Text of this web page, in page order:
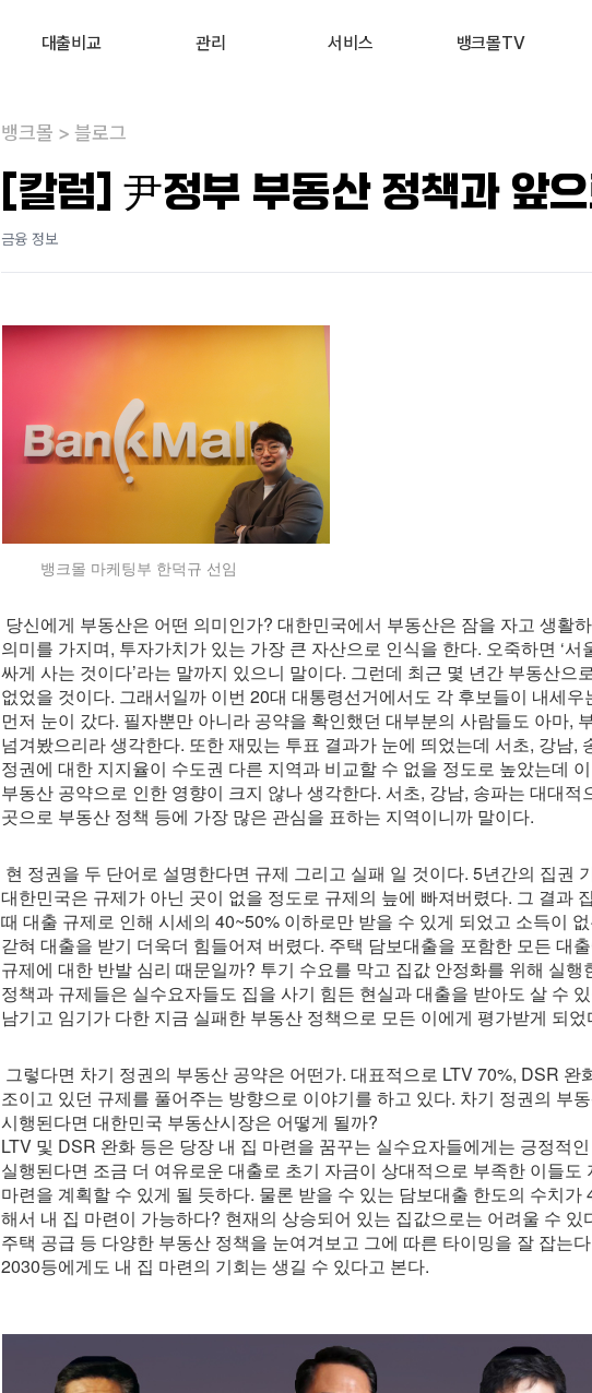
대출비교 관리 서비스 뱅크몰TV
대출상담사 찾기
사업자대출
신용대출
비주거부동산대출
내 대출 관리 투자 상품비교 뉴스
뱅크몰 > 블로그
[칼럼] 尹정부 부동산 정책과 앞
금융 정보
뱅크몰 마케팅부 한덕규 선임
당신에게 부동산은 어떤 의미인가? 대한민국에서 부동산은 잠을 자고 생활
의미를 가지며, 투자가치가 있는 가장 큰 자산으로 인식을 한다. 오죽하면 ‘
싸게 사는 것이다’라는 말까지 있으니 말이다. 그런데 최근 몇 년간 부동산으
없었을 것이다. 그래서일까 이번 20대 대통령선거에서도 각 후보들이 내세
먼저 눈이 갔다. 필자뿐만 아니라 공약을 확인했던 대부분의 사람들도 아마,
넘겨봤으리라 생각한다. 또한 재밌는 투표 결과가 눈에 띄었는데 서초, 강남,
정권에 대한 지지율이 수도권 다른 지역과 비교할 수 없을 정도로 높았는데
부동산 공약으로 인한 영향이 크지 않나 생각한다. 서초, 강남, 송파는 대대적
곳으로 부동산 정책 등에 가장 많은 관심을 표하는 지역이니까 말이다.
현 정권을 두 단어로 설명한다면 규제 그리고 실패 일 것이다. 5년간의 집권
대한민국은 규제가 아닌 곳이 없을 정도로 규제의 늪에 빠져버렸다. 그 결과
때 대출 규제로 인해 시세의 40~50% 이하로만 받을 수 있게 되었고 소득이
갇혀 대출을 받기 더욱더 힘들어져 버렸다. 주택 담보대출을 포함한 모든 대
규제에 대한 반발 심리 때문일까? 투기 수요를 막고 집값 안정화를 위해 실
정책과 규제들은 실수요자들도 집을 사기 힘든 현실과 대출을 받아도 살 수
남기고 임기가 다한 지금 실패한 부동산 정책으로 모든 이에게 평가받게 되었
그렇다면 차기 정권의 부동산 공약은 어떤가. 대표적으로 LTV 70%, DSR 완
조이고 있던 규제를 풀어주는 방향으로 이야기를 하고 있다. 차기 정권의 부
시행된다면 대한민국 부동산시장은 어떻게 될까?
LTV 및 DSR 완화 등은 당장 내 집 마련을 꿈꾸는 실수요자들에게는 긍정적
실행된다면 조금 더 여유로운 대출로 초기 자금이 상대적으로 부족한 이들도
마련을 계획할 수 있게 될 듯하다. 물론 받을 수 있는 담보대출 한도의 수치가
해서 내 집 마련이 가능하다? 현재의 상승되어 있는 집값으로는 어려울 수
주택 공급 등 다양한 부동산 정책을 눈여겨보고 그에 따른 타이밍을 잘 잡는
2030등에게도 내 집 마련의 기회는 생길 수 있다고 본다.